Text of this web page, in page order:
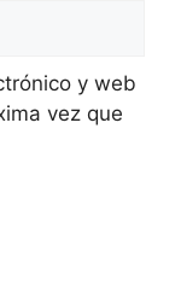
y web
vez que